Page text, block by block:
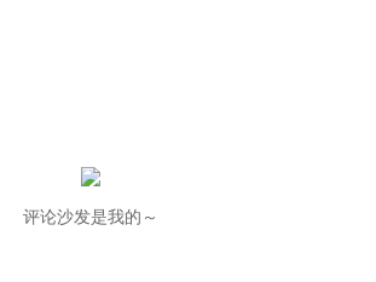
评论沙发是我的～